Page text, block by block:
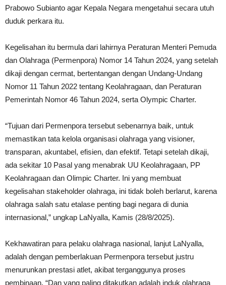
Prabowo Subianto agar Kepala Negara mengetahui secara utuh
duduk perkara itu.
Kegelisahan itu bermula dari lahirnya Peraturan Menteri Pemuda
dan Olahraga (Permenpora) Nomor 14 Tahun 2024, yang setelah
dikaji dengan cermat, bertentangan dengan Undang-Undang
Nomor 11 Tahun 2022 tentang Keolahragaan, dan Peraturan
Pemerintah Nomor 46 Tahun 2024, serta Olympic Charter.
“Tujuan dari Permenpora tersebut sebenarnya baik, untuk
memastikan tata kelola organisasi olahraga yang visioner,
transparan, akuntabel, efisien, dan efektif. Tetapi setelah dikaji,
ada sekitar 10 Pasal yang menabrak UU Keolahragaan, PP
Keolahragaan dan Olimpic Charter. Ini yang membuat
kegelisahan stakeholder olahraga, ini tidak boleh berlarut, karena
olahraga salah satu etalase penting bagi negara di dunia
internasional,” ungkap LaNyalla, Kamis (28/8/2025).
Kekhawatiran para pelaku olahraga nasional, lanjut LaNyalla,
adalah dengan pemberlakuan Permenpora tersebut justru
menurunkan prestasi atlet, akibat terganggunya proses
pembinaan. “Dan yang paling ditakutkan adalah induk olahraga